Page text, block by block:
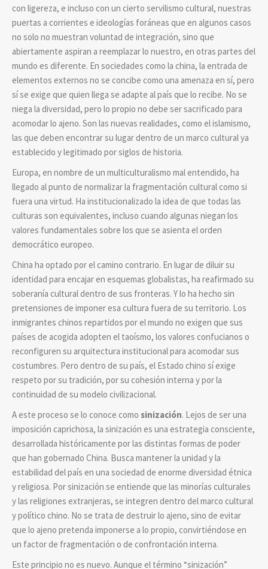
con ligereza, e incluso con un cierto servilismo cultural, nuestras
puertas a corrientes e ideologías foráneas que en algunos casos
no solo no muestran voluntad de integración, sino que
abiertamente aspiran a reemplazar lo nuestro, en otras partes del
mundo es diferente. En sociedades como la china, la entrada de
elementos externos no se concibe como una amenaza en sí, pero
sí se exige que quien llega se adapte al país que lo recibe. No se
niega la diversidad, pero lo propio no debe ser sacrificado para
acomodar lo ajeno. Son las nuevas realidades, como el islamismo,
las que deben encontrar su lugar dentro de un marco cultural ya
establecido y legitimado por siglos de historia.
Europa, en nombre de un multiculturalismo mal entendido, ha
llegado al punto de normalizar la fragmentación cultural como si
fuera una virtud. Ha institucionalizado la idea de que todas las
culturas son equivalentes, incluso cuando algunas niegan los
valores fundamentales sobre los que se asienta el orden
democrático europeo.
China ha optado por el camino contrario. En lugar de diluir su
identidad para encajar en esquemas globalistas, ha reafirmado su
soberanía cultural dentro de sus fronteras. Y lo ha hecho sin
pretensiones de imponer esa cultura fuera de su territorio. Los
inmigrantes chinos repartidos por el mundo no exigen que sus
países de acogida adopten el taoísmo, los valores confucianos o
reconfiguren su arquitectura institucional para acomodar sus
costumbres. Pero dentro de su país, el Estado chino sí exige
respeto por su tradición, por su cohesión interna y por la
continuidad de su modelo civilizacional.
A este proceso se lo conoce como sinización. Lejos de ser una
imposición caprichosa, la sinización es una estrategia consciente,
desarrollada históricamente por las distintas formas de poder
que han gobernado China. Busca mantener la unidad y la
estabilidad del país en una sociedad de enorme diversidad étnica
y religiosa. Por sinización se entiende que las minorías culturales
y las religiones extranjeras, se integren dentro del marco cultural
y político chino. No se trata de destruir lo ajeno, sino de evitar
que lo ajeno pretenda imponerse a lo propio, convirtiéndose en
un factor de fragmentación o de confrontación interna.
Este principio no es nuevo. Aunque el término “sinización”